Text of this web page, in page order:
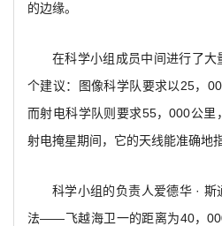
的边缘。
在科学小组成员中间进行了大
个建议：图像科学队要求以25，
而射电科学队则要求55，000公里
射电掩星期间，它的天线能准确地
科学小组的负责人爱德华 ·
法——飞越海卫一的距离为40，